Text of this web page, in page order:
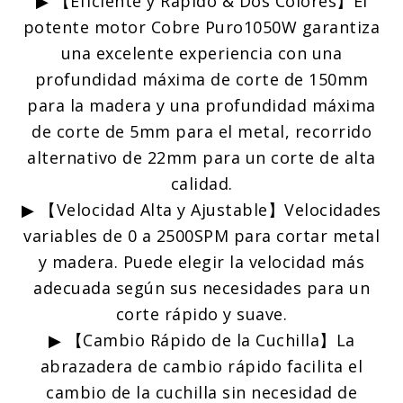
de
Corte
de
28
mm,
Incluye
Hojas,
Cambio
Hojas
sin
Herramienta
TARS24P
potente motor Cobre Puro1050W garantiza
una excelente experiencia con una
profundidad máxima de corte de 150mm
para la madera y una profundidad máxima
de corte de 5mm para el metal, recorrido
alternativo de 22mm para un corte de alta
calidad.
▶ 【Velocidad Alta y Ajustable】Velocidades
variables de 0 a 2500SPM para cortar metal
y madera. Puede elegir la velocidad más
adecuada según sus necesidades para un
corte rápido y suave.
▶ 【Cambio Rápido de la Cuchilla】La
abrazadera de cambio rápido facilita el
cambio de la cuchilla sin necesidad de